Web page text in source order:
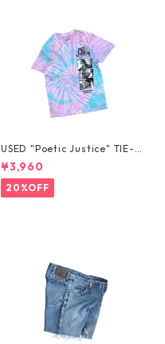
USED "Poetic Justice" TIE-D
YE TEE
¥3,960
20%OFF